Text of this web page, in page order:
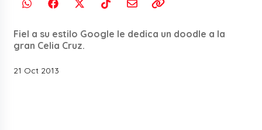
Fiel a su estilo Google le dedica un doodle a la
gran Celia Cruz.
21 Oct 2013